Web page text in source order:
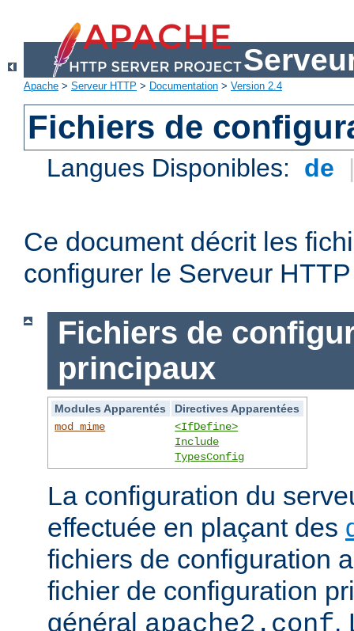
Apache > Serveur HTTP > Documentation > Version 2.4
Fichiers de
Langues Disponibles: de
Ce document décrit les
configurer le Serveur
Fichiers de
principaux
Modules Apparentés
Directives Apparentées
mod_mime
<IfDefine>
Include
TypesConfig
La configuration du
effectuée en plaçant des
fichiers de configuration
fichier de configuration
général apache2.conf.